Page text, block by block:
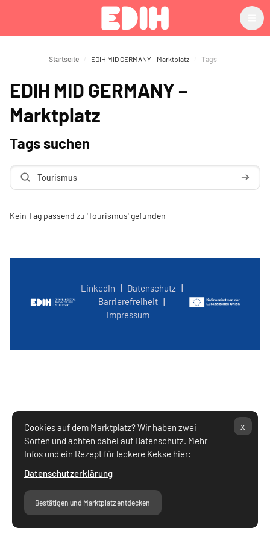
Cookies auf dem Marktplatz? Wir haben zwei
Sorten und achten dabei auf Datenschutz. Mehr
Infos und ein Rezept für leckere Kekse hier:
Datenschutzerklärung
Bestätigen und Marktplatz entdecken
x
Startseite EDIH MID GERMANY – Marktplatz Tags
EDIH MID GERMANY –
Marktplatz
Tags suchen
Search
Kein Tag passend zu 'Tourismus' gefunden
LinkedIn | Datenschutz |
Barrierefreiheit |
Impressum